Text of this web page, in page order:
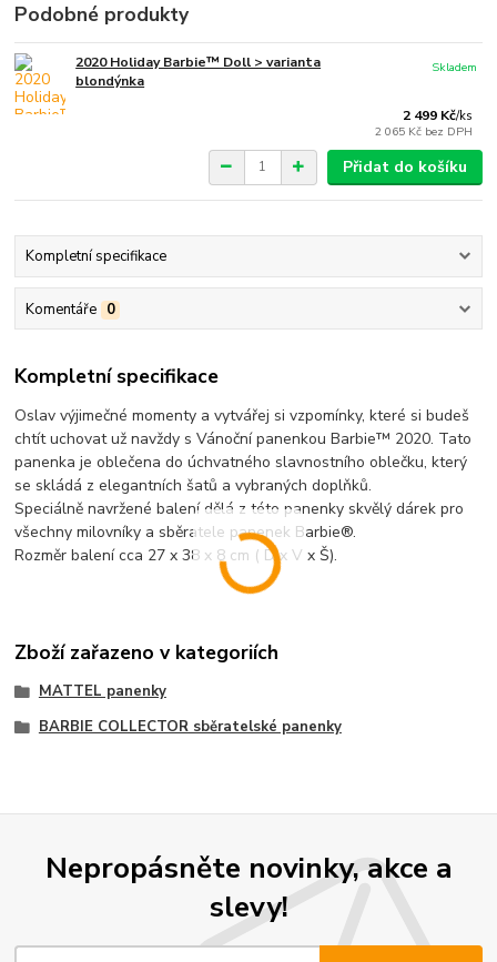
Podobné produkty
2020 Holiday Barbie™ Doll > varianta
blondýnka
2 499 Kč/ks
2 065 Kč bez DPH
Skladem
Přidat do košíku
Kompletní specifikace
Komentáře 0
Kompletní specifikace
Oslav výjimečné momenty a vytvářej si vzpomínky, které si budeš
chtít uchovat už navždy s Vánoční panenkou Barbie™ 2020. Tato
panenka je oblečena do úchvatného slavnostního oblečku, který
se skládá z elegantních šatů a vybraných doplňků.
Speciálně navržené balení dělá z této panenky skvělý dárek pro
všechny milovníky a sběratele panenek Barbie®.
Rozměr balení cca 27 x 38 x 8 cm ( D x V x Š).
Zboží zařazeno v kategoriích
MATTEL panenky
BARBIE COLLECTOR sběratelské panenky
Nepropásněte novinky, akce a
slevy!